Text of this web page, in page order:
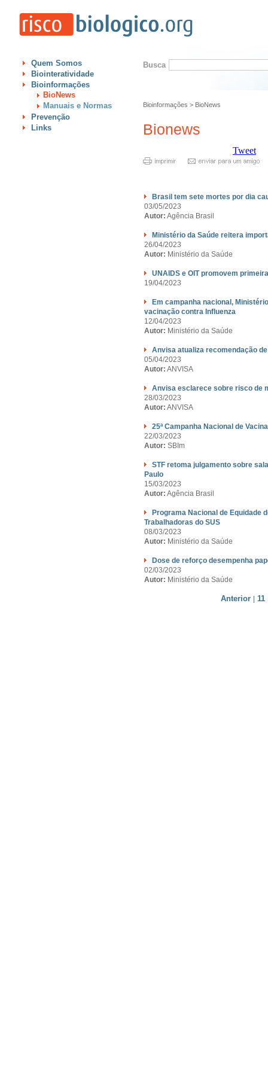
Quem Somos
Biointeratividade
Bioinformações
BioNews
Manuais e Normas
Prevenção
Links
Busca
Bioinformações > BioNews
Bionews
Tweet
Brasil tem sete mortes por dia
03/05/2023
Autor: Agência Brasil
Ministério da Saúde reitera
26/04/2023
Autor: Ministério da Saúde
UNAIDS e OIT promovem
19/04/2023
Em campanha nacional,
vacinação contra Influenza
12/04/2023
Autor: Ministério da Saúde
Anvisa atualiza recomendação
05/04/2023
Autor: ANVISA
Anvisa esclarece sobre risco de
28/03/2023
Autor: ANVISA
25ª Campanha Nacional de
22/03/2023
Autor: SBIm
STF retoma julgamento sobre
Paulo
15/03/2023
Autor: Agência Brasil
Programa Nacional de Equidade
Trabalhadoras do SUS
08/03/2023
Autor: Ministério da Saúde
Dose de reforço desempenha
02/03/2023
Autor: Ministério da Saúde
Anterior 11